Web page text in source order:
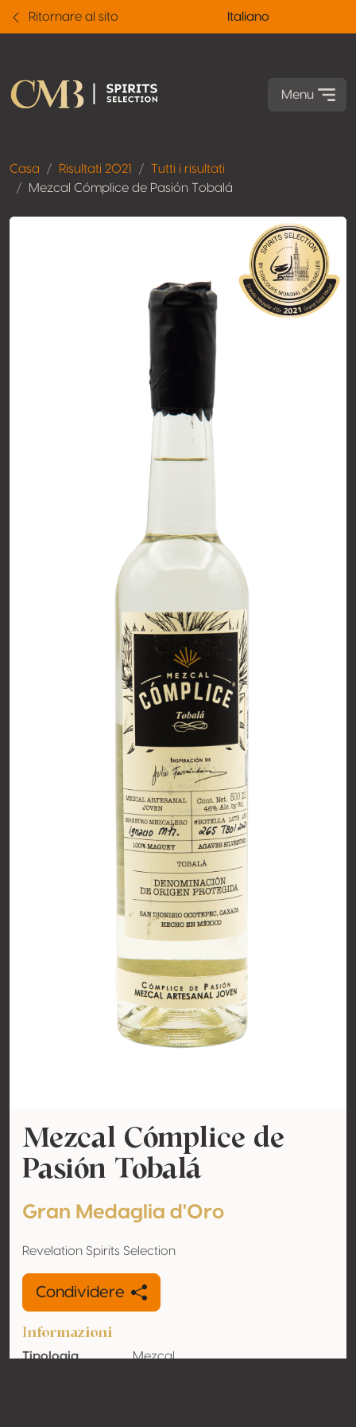
Ritornare al sito Italiano
Menu
Casa Risultati 2021
Tutti i risultati
Mezcal Cómplice de Pasión Tobalá
Mezcal Cómplice de
Pasión Tobalá
Gran Medaglia d'Oro
Revelation Spirits Selection
Condividere
Informazioni
Tipologia
Mezcal